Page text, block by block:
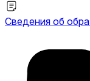
Сведения об